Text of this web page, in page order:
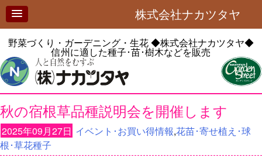
株式会社ナカツタヤ
野菜づくり・ガーデニング・生花◆株式会社ナカツタヤ◆
信州に適した種子･苗･樹木などを販売
秋の宿根草品種説明会を開催します
2025年09月27日 イベント･お買い得情報,花苗･寄せ植え･球
根･草花種子